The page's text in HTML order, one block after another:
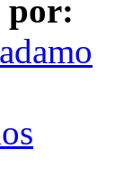
por: